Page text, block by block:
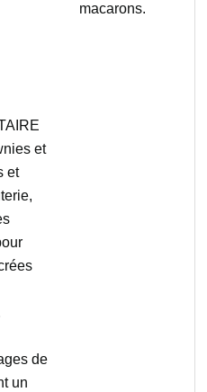
macarons.
et
et
de
un